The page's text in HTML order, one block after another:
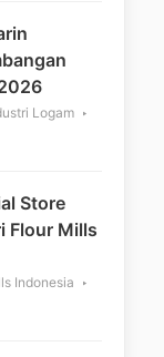
Logam
Store
Flour Mills
Indonesia